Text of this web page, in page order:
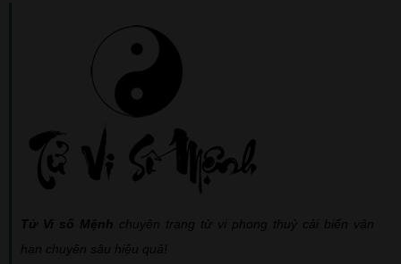
Tử Vi số Mệnh chuyên trang tử vi phong thuỷ cải biến vận
hạn chuyên sâu hiệu quả!